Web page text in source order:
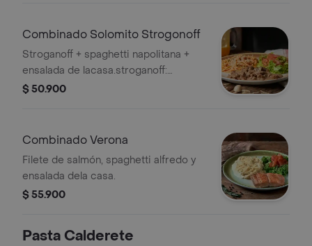
Combinado Solomito Strogonoff
Stroganoff + spaghetti napolitana +
ensalada de lacasa.stroganoff:
solomito en cocción lenta con
$ 50.900
Combinado Verona
Filete de salmón, spaghetti alfredo y
ensalada dela casa.
$ 55.900
Pasta Calderete